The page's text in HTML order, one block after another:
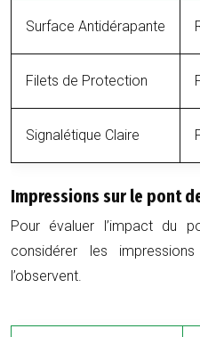
Surface Antidérapante
Filets de Protection
Signalétique Claire
Impressions sur le pont
Pour évaluer l’impact du
considérer les
l’observent.